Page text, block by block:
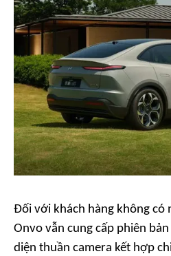
Đối với khách hàng không có
Onvo vẫn cung cấp phiên
diện thuần camera kết hợp